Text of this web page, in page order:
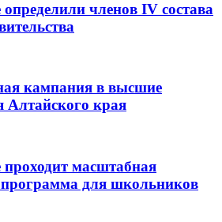
членов IV состава
кампания в высшие
Алтайского края
масштабная
программа для школьников